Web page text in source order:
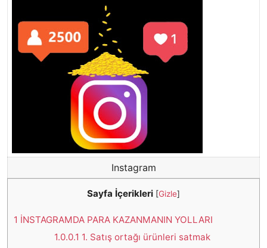
Instagram
Sayfa İçerikleri [Gizle]
1 İNSTAGRAMDA PARA KAZANMANIN YOLLARI
1.0.0.1 1. Satış ortağı ürünleri satmak